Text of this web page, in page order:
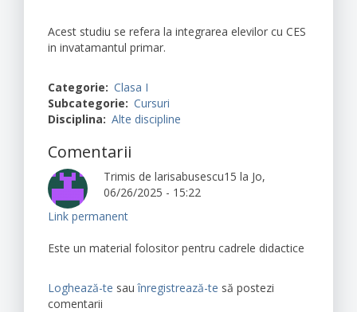
Acest studiu se refera la integrarea elevilor cu CES
in invatamantul primar.
Categorie
Clasa I
Subcategorie
Cursuri
Disciplina
Alte discipline
Comentarii
Trimis de larisabusescu15 la Jo,
06/26/2025 - 15:22
Link permanent
Este un material folositor pentru cadrele didactice
Loghează-te sauînregistrează-te să postezi
comentarii